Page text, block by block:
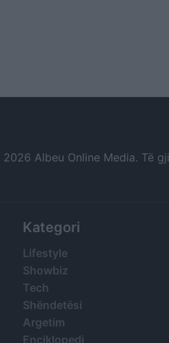
2026 Albeu Online Media. Të
Kategori
Lifestyle
Showbiz
Tech
Shëndetësi
Argetim
Enciklopedi